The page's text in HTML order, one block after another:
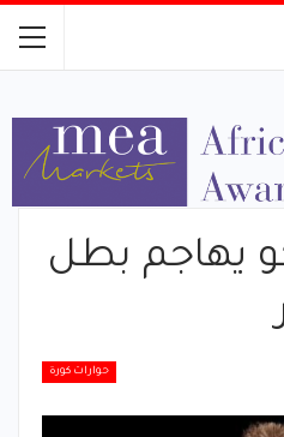
يهاجم بطل
حوارات كورة